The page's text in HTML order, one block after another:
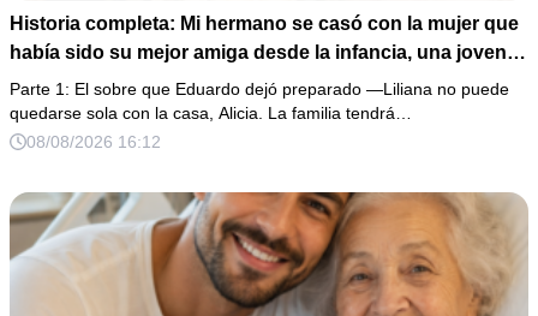
Historia completa: Mi hermano se casó con la mujer que
había sido su mejor amiga desde la infancia, una joven
ciega a la que protegió durante toda su vida. Tras su
fallecimiento, ella me entregó un sobre y me confesó la
verdadera razón por la que él la eligió a ella por encima
Parte 1: El sobre que Eduardo dejó preparado —Liliana no puede
quedarse sola con la casa, Alicia. La familia tendrá…
08/08/2026 16:12